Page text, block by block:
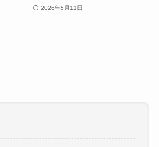
2026年5月11日